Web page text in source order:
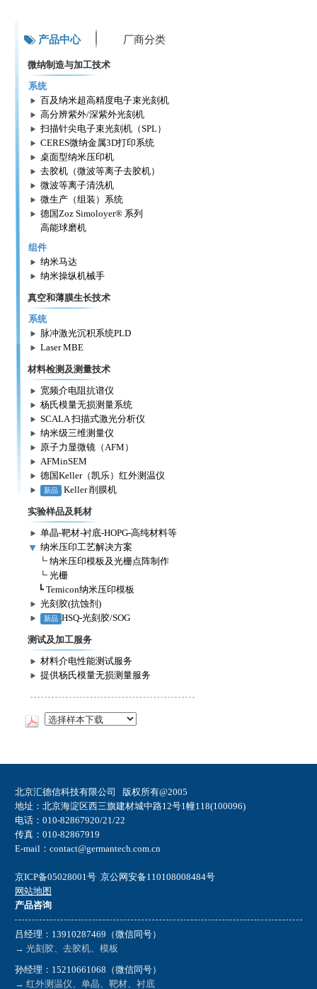
产品中心 厂商分类
微纳制造与加工技术
系统
百及纳米超高精度电子束光刻机
高分辨紫外/深紫外光刻机
扫描针尖电子束光刻机（SPL）
CERES微纳金属3D打印系统
桌面型纳米压印机
去胶机（微波等离子去胶机）
微波等离子清洗机
微生产（组装）系统
德国Zoz Simoloyer® 系列
高能球磨机
组件
纳米马达
纳米操纵机械手
真空和薄膜生长技术
系统
脉冲激光沉积系统PLD
Laser MBE
材料检测及测量技术
宽频介电阻抗谱仪
杨氏模量无损测量系统
SCALA 扫描式激光分析仪
纳米级三维测量仪
原子力显微镜（AFM）
AFMinSEM
德国Keller（凯乐）红外测温仪
新品 Keller 削膜机
实验样品及耗材
单晶-靶材-衬底-HOPG-高纯材料等
纳米压印工艺解决方案
┗ 纳米压印模板及光栅点阵制作
┗ 光栅
┗ Temicon纳米压印模板
光刻胶(抗蚀剂)
新品 HSQ-光刻胶/SOG
测试及加工服务
材料介电性能测试服务
提供杨氏模量无损测量服务
北京汇德信科技有限公司 版权所有@2005
地址：北京海淀区西三旗建材城中路12号1幢118(100096)
电话：010-82867920/21/22
传真：010-82867919
E-mail：contact@germantech.com.cn
京ICP备05028001号 京公网安备110108008484号
网站地图
产品咨询
吕经理：13910287469（微信同号）
→ 光刻胶、去胶机、模板
孙经理：15210661068（微信同号）
→ 红外测温仪、单晶、靶材、衬底